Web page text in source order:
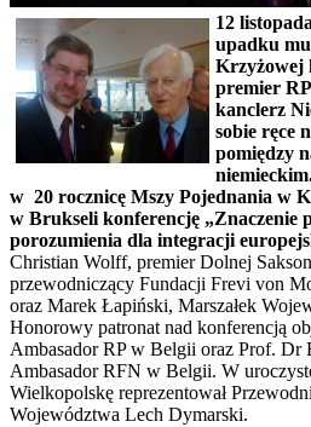
12
upadku
Krzyżowej
premier
kanclerz
sobie ręce
pomiędzy
w 20 rocznicę Mszy Pojednania w
w Brukseli konferencję „Znaczenie
porozumienia dla integracji
Christian Wolff, premier Dolnej
przewodniczący Fundacji Frevi von
oraz Marek Łapiński, Marszałek
Honorowy patronat nad konferencją
Ambasador RP w Belgii oraz Prof. Dr
Ambasador RFN w Belgii. W
Wielkopolskę reprezentował
Województwa Lech Dymarski.